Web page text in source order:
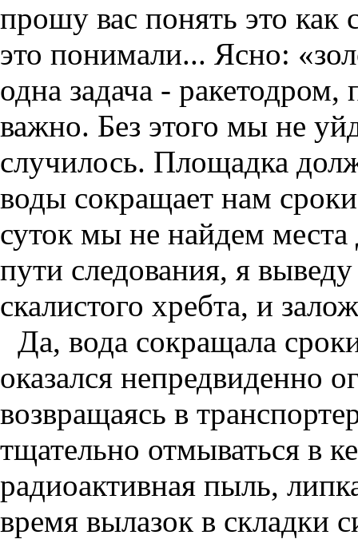
прошу вас понять это как
это понимали... Ясно:
одна задача -
важно. Без этого мы не
случилось. Площадка
воды сокращает нам
суток мы не найдем
пути следования, я
скалистого хребта, и
Да, вода сокращала
оказался непредвиденно
возвращаясь в
тщательно отмываться в
радиоактивная пыль,
время вылазок в складки